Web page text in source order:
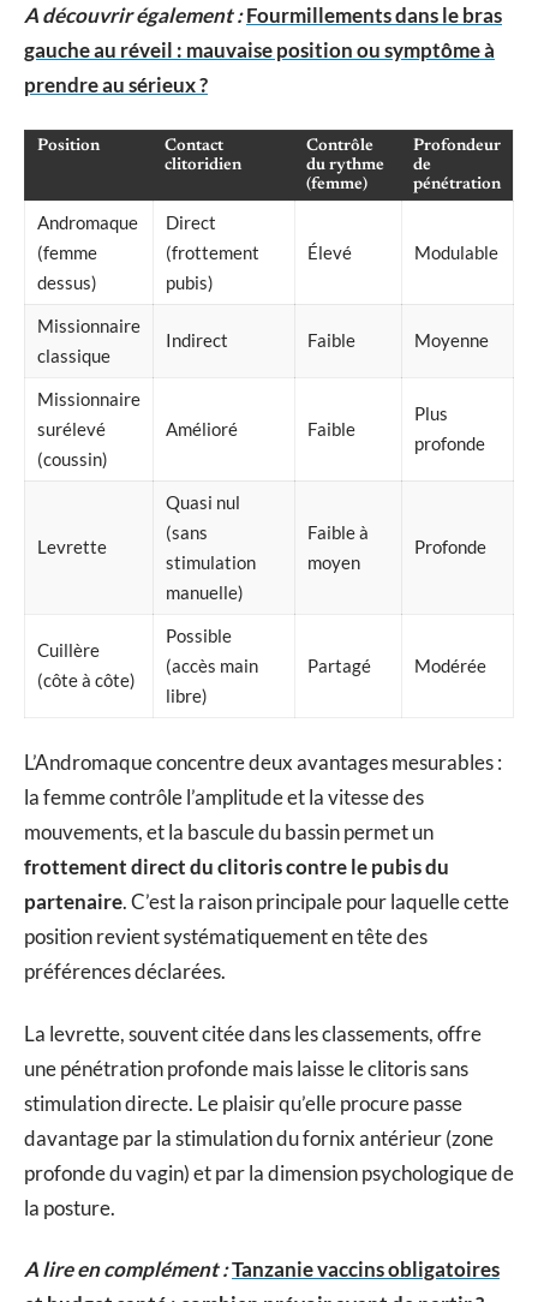
A découvrir également :Fourmillements dans le bras
gauche au réveil : mauvaise position ou symptôme à
prendre au sérieux ?
Position
Contact
clitoridien
Contrôle
du rythme
(femme)
Profondeur
de
pénétration
Andromaque
(femme
dessus)
Direct
(frottement
pubis)
Élevé Modulable
Missionnaire
classique
Indirect Faible Moyenne
Missionnaire
surélevé
(coussin)
Amélioré Faible
Plus
profonde
Levrette
Quasi nul
(sans
stimulation
manuelle)
Faible à
moyen
Profonde
Cuillère
(côte à côte)
Possible
(accès main
libre)
Partagé Modérée
L’Andromaque concentre deux avantages mesurables :
la femme contrôle l’amplitude et la vitesse des
mouvements, et la bascule du bassin permet un
frottement direct du clitoris contre le pubis du
partenaire. C’est la raison principale pour laquelle cette
position revient systématiquement en tête des
préférences déclarées.
La levrette, souvent citée dans les classements, offre
une pénétration profonde mais laisse le clitoris sans
stimulation directe. Le plaisir qu’elle procure passe
davantage par la stimulation du fornix antérieur (zone
profonde du vagin) et par la dimension psychologique de
la posture.
A lire en complément :Tanzanie vaccins obligatoires